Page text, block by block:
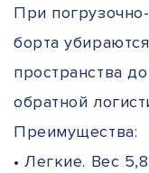
При
борта
пространства
обратной
Преимущества:
• Легкие. Вес